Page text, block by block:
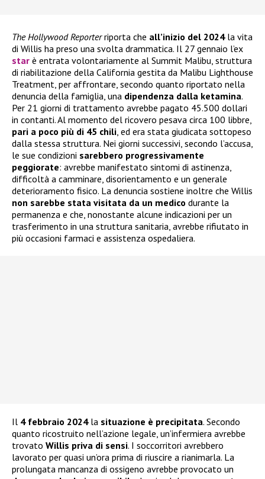
The Hollywood Reporterriporta che all’inizio del 2024la vita
di Willis ha preso una svolta drammatica. Il 27 gennaio l’ex
star è entrata volontariamente al Summit Malibu, struttura
di riabilitazione della California gestita da Malibu Lighthouse
Treatment, per affrontare, secondo quanto riportato nella
denuncia della famiglia, una dipendenza dalla ketamina.
Per 21 giorni di trattamento avrebbe pagato 45.500 dollari
in contanti. Al momento del ricovero pesava circa 100 libbre,
pari a poco più di 45 chili , ed era stata giudicata sottopeso
dalla stessa struttura. Nei giorni successivi, secondo l’accusa,
le sue condizioni sarebbero progressivamente
peggiorate: avrebbe manifestato sintomi di astinenza,
difficoltà a camminare, disorientamento e un generale
deterioramento fisico. La denuncia sostiene inoltre che Willis
non sarebbe stata visitata da un medico durante la
permanenza e che, nonostante alcune indicazioni per un
trasferimento in una struttura sanitaria, avrebbe rifiutato in
più occasioni farmaci e assistenza ospedaliera.
Il 4 febbraio 2024la situazione è precipitata. Secondo
quanto ricostruito nell’azione legale, un’infermiera avrebbe
trovato Willis priva di sensi. I soccorritori avrebbero
lavorato per quasi un’ora prima di riuscire a rianimarla. La
prolungata mancanza di ossigeno avrebbe provocato un